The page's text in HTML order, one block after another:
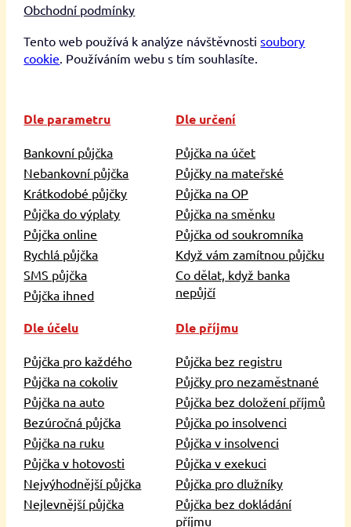
Obchodní podmínky
Tento web používá k analýze návštěvnostisoubory
cookie . Používáním webu s tím souhlasíte.
Dle parametru
Bankovní půjčka
Nebankovní půjčka
Krátkodobé půjčky
Půjčka do výplaty
Půjčka online
Rychlá půjčka
SMS půjčka
Půjčka ihned
Dle určení
Půjčka na účet
Půjčky na mateřské
Půjčka na OP
Půjčka na směnku
Půjčka od soukromníka
Když vám zamítnou půjčku
Co dělat, když banka
nepůjčí
Dle účelu
Půjčka pro každého
Půjčka na cokoliv
Půjčka na auto
Bezúročná půjčka
Půjčka na ruku
Půjčka v hotovosti
Nejvýhodnější půjčka
Nejlevnější půjčka
Dle příjmu
Půjčka bez registru
Půjčky pro nezaměstnané
Půjčka bez doložení příjmů
Půjčka po insolvenci
Půjčka v insolvenci
Půjčka v exekuci
Půjčka pro dlužníky
Půjčka bez dokládání
příjmu